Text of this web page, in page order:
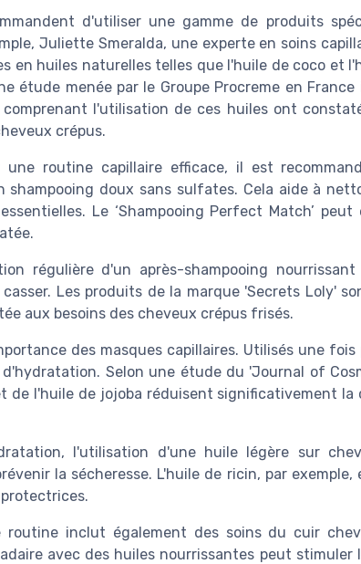
d'utiliser une gamme de produits
Juliette Smeralda, une experte en soins
en huiles naturelles telles que l'huile de coco et
étude menée par le Groupe Procreme en
l'utilisation de ces huiles ont
crépus.
une routine capillaire efficace, il est
shampooing doux sans sulfates. Cela aide à
Le ‘Shampooing Perfect Match’
régulière d'un après-shampooing
Les produits de la marque 'Secrets Loly'
aux besoins des cheveux crépus frisés.
des masques capillaires. Utilisés une
Selon une étude du 'Journal of
de l'huile de jojoba réduisent significativement la
l'utilisation d'une huile légère sur
la sécheresse. L'huile de ricin, par
routine inclut également des soins du cuir
avec des huiles nourrissantes peut